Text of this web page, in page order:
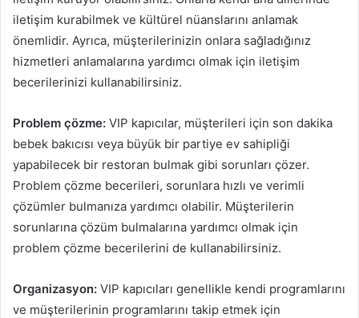
iletişim kurabilmek ve kültürel nüanslarını anlamak
önemlidir. Ayrıca, müşterilerinizin onlara sağladığınız
hizmetleri anlamalarına yardımcı olmak için iletişim
becerilerinizi kullanabilirsiniz.
Problem çözme: VIP kapıcılar, müşterileri için son dakika
bebek bakıcısı veya büyük bir partiye ev sahipliği
yapabilecek bir restoran bulmak gibi sorunları çözer.
Problem çözme becerileri, sorunlara hızlı ve verimli
çözümler bulmanıza yardımcı olabilir. Müşterilerin
sorunlarına çözüm bulmalarına yardımcı olmak için
problem çözme becerilerini de kullanabilirsiniz.
Organizasyon: VIP kapıcıları genellikle kendi programlarını
ve müşterilerinin programlarını takip etmek için